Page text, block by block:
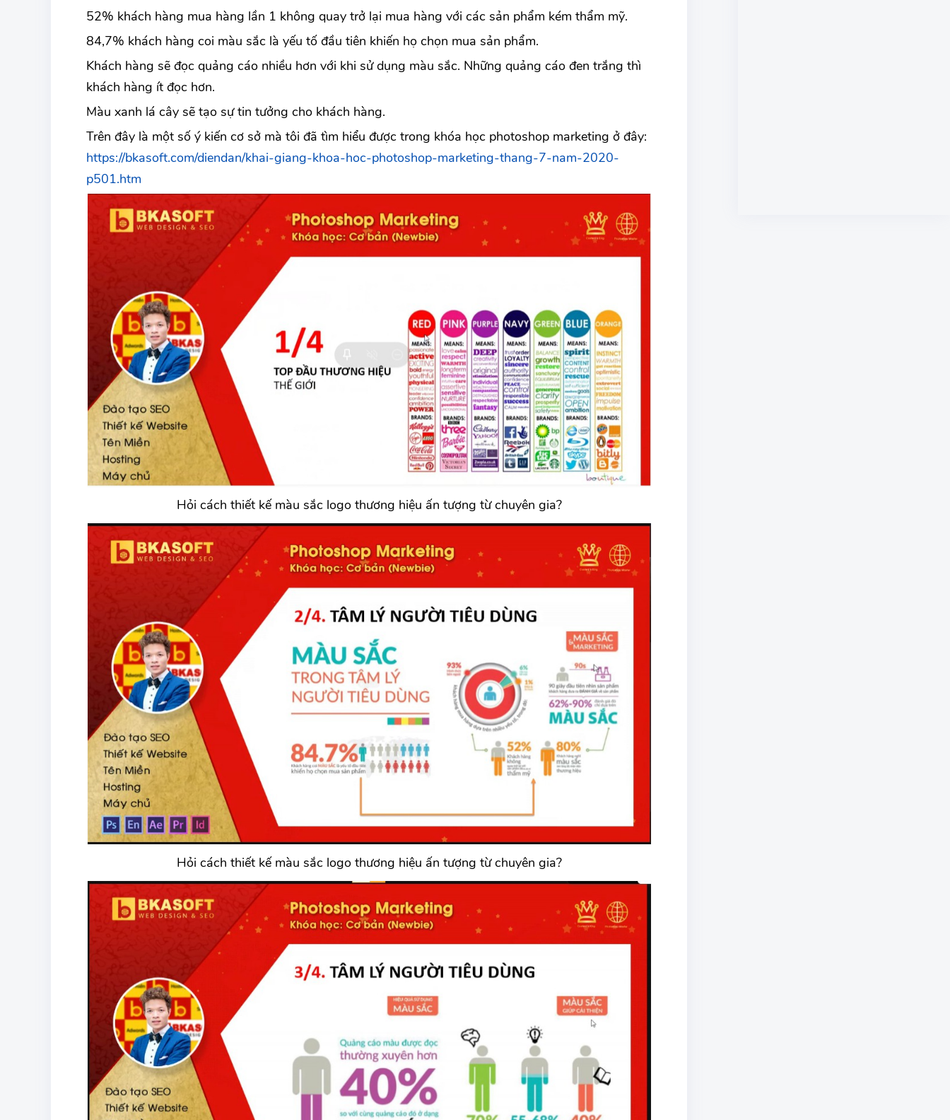
52% khách hàng mua hàng lần 1 không quay trở lại mua hàng với các sản phẩm kém thẩm mỹ.
84,7% khách hàng coi màu sắc là yếu tố đầu tiên khiến họ chọn mua sản phẩm.
Khách hàng sẽ đọc quảng cáo nhiều hơn với khi sử dụng màu sắc. Những quảng cáo đen trắng thì
khách hàng ít đọc hơn.
Màu xanh lá cây sẽ tạo sự tin tưởng cho khách hàng.
Trên đây là một số ý kiến cơ sở mà tôi đã tìm hiểu được trong khóa học photoshop marketing ở đây:
https://bkasoft.com/diendan/khai-giang-khoa-hoc-photoshop-marketing-thang-7-nam-2020-
p501.htm
Hỏi cách thiết kế màu sắc logo thương hiệu ấn tượng từ chuyên gia?
Hỏi cách thiết kế màu sắc logo thương hiệu ấn tượng từ chuyên gia?